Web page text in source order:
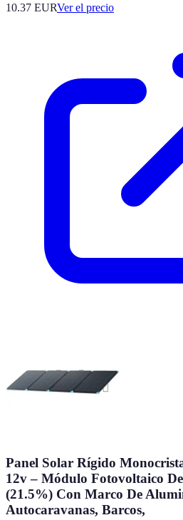
10.37 EURVer el precio
Panel Solar Rígido
12v – Módulo Fotovoltaico
(21.5%) Con Marco De
Autocaravanas, Barcos,